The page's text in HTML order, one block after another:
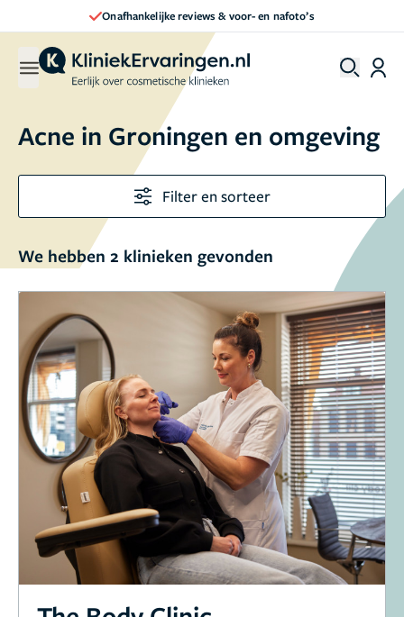
Onafhankelijke reviews & voor- en nafoto’s
Acne in Groningen en omgeving
Filter en sorteer
We hebben 2 klinieken gevonden